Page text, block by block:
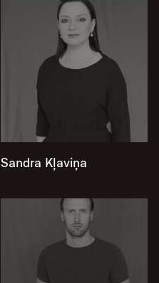
Sandra Kļaviņa